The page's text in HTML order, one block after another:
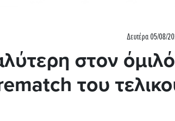
Δευτέρα 05/08/
στον όμιλό
του